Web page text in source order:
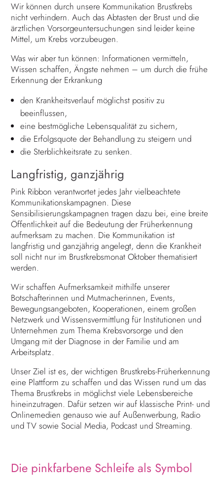
Wir können durch unsere Kommunikation Brustkrebs
nicht verhindern. Auch das Abtasten der Brust und die
ärztlichen Vorsorgeuntersuchungen sind leider keine
Mittel, um Krebs vorzubeugen.
Was wir aber tun können: Informationen vermitteln,
Wissen schaffen, Ängste nehmen – um durch die frühe
Erkennung der Erkrankung
den Krankheitsverlauf möglichst positiv zu
beeinflussen,
eine bestmögliche Lebensqualität zu sichern,
die Erfolgsquote der Behandlung zu steigern und
die Sterblichkeitsrate zu senken.
Langfristig, ganzjährig
Pink Ribbon verantwortet jedes Jahr vielbeachtete
Kommunikationskampagnen. Diese
Sensibilisierungskampagnen tragen dazu bei, eine breite
Öffentlichkeit auf die Bedeutung der Früherkennung
aufmerksam zu machen. Die Kommunikation ist
langfristig und ganzjährig angelegt, denn die Krankheit
soll nicht nur im Brustkrebsmonat Oktober thematisiert
werden.
Wir schaffen Aufmerksamkeit mithilfe unserer
Botschafterinnen und Mutmacherinnen, Events,
Bewegungsangeboten, Kooperationen, einem großen
Netzwerk und Wissensvermittlung für Institutionen und
Unternehmen zum Thema Krebsvorsorge und den
Umgang mit der Diagnose in der Familie und am
Arbeitsplatz.
Unser Ziel ist es, der wichtigen Brustkrebs-Früherkennung
eine Plattform zu schaffen und das Wissen rund um das
Thema Brustkrebs in möglichst viele Lebensbereiche
hineinzutragen. Dafür setzen wir auf klassische Print- und
Onlinemedien genauso wie auf Außenwerbung, Radio
und TV sowie Social Media, Podcast und Streaming.
Die pinkfarbene Schleife als Symbol